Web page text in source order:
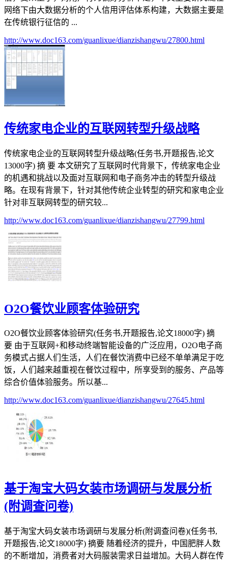
网络下由大数据分析的个人信用评估体系构建，大数据主要是
在传统银行征信的 ...
http://www.doc163.com/guanlixue/dianzishangwu/27800.html
传统家电企业的互联网转型升级战略
传统家电企业的互联网转型升级战略(任务书,开题报告,论文
13000字) 摘 要 本文研究了互联网时代背景下，传统家电企业
的机遇和挑战以及面对互联网和电子商务冲击的转型升级战
略。在现有背景下，针对其他传统企业转型的研究和家电企业
针对非互联网转型的研究较...
http://www.doc163.com/guanlixue/dianzishangwu/27799.html
O2O餐饮业顾客体验研究
O2O餐饮业顾客体验研究(任务书,开题报告,论文18000字) 摘
要 由于互联网+和移动终端智能设备的广泛应用，O2O电子商
务模式占据人们生活，人们在餐饮消费中已经不单单满足于吃
饭，人们越来越重视在餐饮过程中，所享受到的服务、产品等
综合价值体验服务。所以基...
http://www.doc163.com/guanlixue/dianzishangwu/27645.html
基于淘宝大码女装市场调研与发展分析
(附调查问卷)
基于淘宝大码女装市场调研与发展分析(附调查问卷)(任务书,
开题报告,论文18000字) 摘要 随着经济的提升，中国肥胖人数
的不断增加，消费者对大码服装需求日益增加。大码人群在传